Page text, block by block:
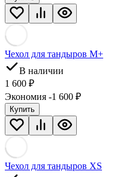
Чехол для тандыров M+
В наличии
1 600 ₽
Экономия -1 600 ₽
Купить
Чехол для тандыров XS